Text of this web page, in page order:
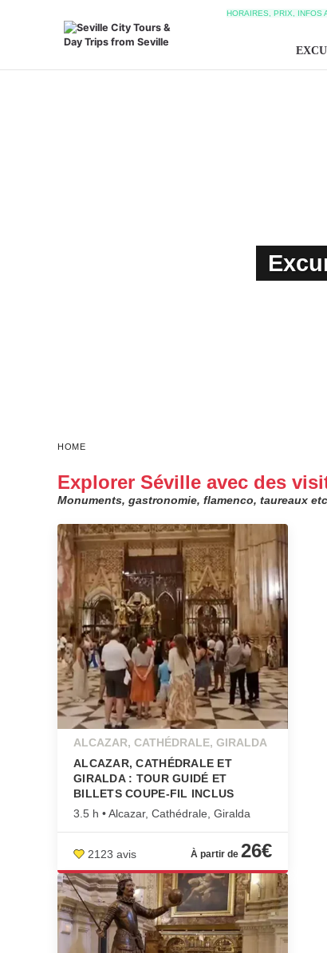
HORAIRES, PRIX, INFOS
HOME
Explorer Séville avec des
Monuments, gastronomie, flamenco, taureaux
ALCAZAR, CATHÉDRALE, GIRALDA
ALCAZAR, CATHÉDRALE ET
GIRALDA : TOUR GUIDÉ ET
BILLETS COUPE-FIL INCLUS
3.5 h • Alcazar, Cathédrale, Giralda
2123 avis 26€